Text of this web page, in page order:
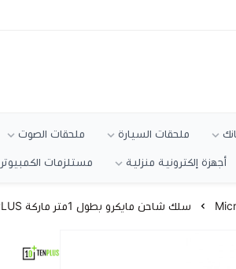
ملحقات السيارة ملحقات الصوت
أجهزة إلكترونية منزلية مستلزمات الكمبيوتر
سلك شاحن مايكرو بطول 1متر ماركة TEN PLUS